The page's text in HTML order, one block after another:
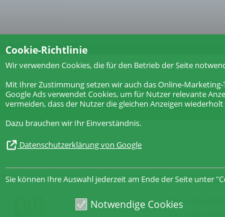
Datenschutzerklärung Sitemap
Tel. +49
Cookie-Richtlinie
Wir verwenden Cookies, die für den Betrieb der Seite
Mit Ihrer Zustimmung setzen wir auch das Online-
Google Ads verwendet Cookies, um für Nutzer relevante
vermeiden, dass der Nutzer die gleichen Anzeigen
Dazu brauchen wir Ihr Einverständnis.
Datenschutzerklärung von Google
Sie können Ihre Auswahl jederzeit am Ende der Seite unter
Notwendige Cookies